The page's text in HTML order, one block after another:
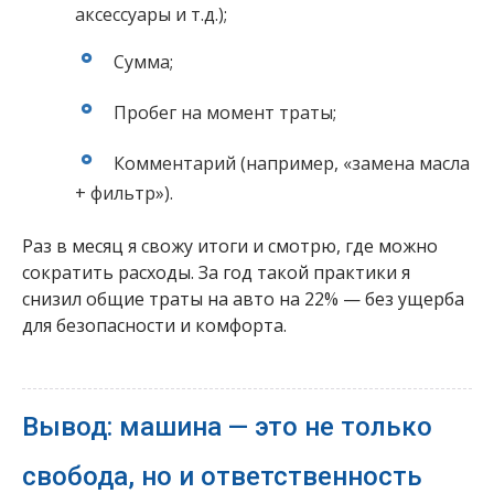
аксессуары и т.д.);
Сумма;
Пробег на момент траты;
Комментарий (например, «замена масла
+ фильтр»).
Раз в месяц я свожу итоги и смотрю, где можно
сократить расходы. За год такой практики я
снизил общие траты на авто на 22% — без ущерба
для безопасности и комфорта.
Вывод: машина — это не только
свобода, но и ответственность